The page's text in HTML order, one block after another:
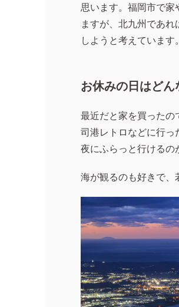
思います。福岡市で家
ますが、北九州であ
しようと考えています。
お休みの日はどん
最近だと家を買ったの
司港レトロなどに行っ
夜にふらっと行けるの
海が観るのも好きで、